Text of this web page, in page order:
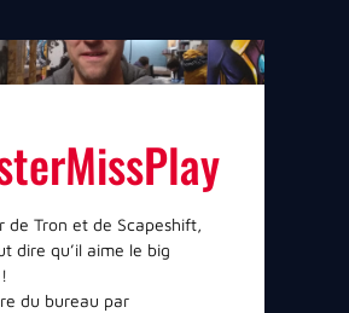
de Tron et de Scapeshift,
dire qu’il aime le big
du bureau par